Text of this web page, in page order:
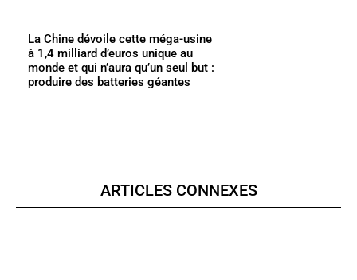
La Chine dévoile cette méga-usine
à 1,4 milliard d’euros unique au
monde et qui n’aura qu’un seul but :
produire des batteries géantes
ARTICLES CONNEXES